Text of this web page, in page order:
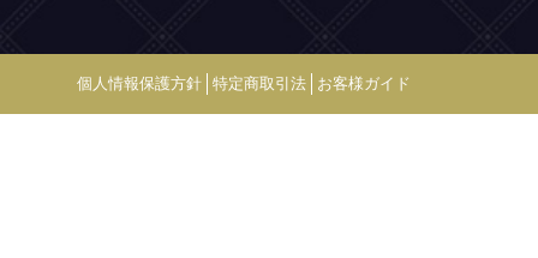
個人情報保護方針 特定商取引法 お客様ガイド